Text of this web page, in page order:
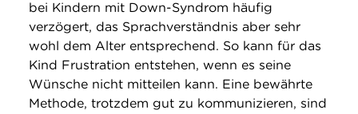
bei Kindern mit Down-Syndrom häufig
verzögert, das Sprachverständnis aber sehr
wohl dem Alter entsprechend. So kann für das
Kind Frustration entstehen, wenn es seine
Wünsche nicht mitteilen kann. Eine bewährte
Methode, trotzdem gut zu kommunizieren, sind